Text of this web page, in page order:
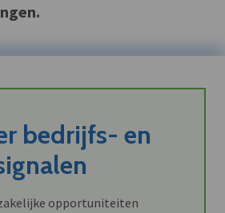
bedrijfs- en
opportuniteiten